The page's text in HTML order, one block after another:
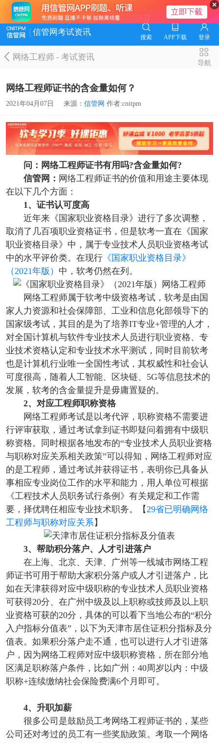
信管网考试资讯
搜索 APP下载 登录
网络工程师-考试资讯
导航
网络工程师证书的含金量如何？
2021年04月07日 来源： 信管网 作者:cnitpm
问： 网络工程师证书有用吗?含金量如何?
信管网： 网络工程师证书的价值和用途主要体现
在以下几个方面：
1、证书认可度高
近年来《国家职业资格目录》进行了多次调整，
取消了几百项职业资格证书，但是软考一直在《国家
职业资格目录》中，属于专业技术人员职业资格考试
中的水平评价类。在现行《国家职业资格目录》
（2021年版） 中，软考仍然在列。
网络工程师属于软考中级资格考试， 软考是由国
家人力资源和社会保障部、工业和信息化部领导下的
国家级考试，其目的是为了培养IT专业+管理的人才，
对全国计算机与软件专业技术人员进行职业资格、专
业技术资格认定和专业技术水平测试，同时目前软考
也是计算机行业唯一全国性考试，其权威性和社会认
可度很高，随着人工智能、区块链、5G等信息技术的
发展，软考的含金量提升是毋庸置疑的。
2、对应工程师职称资格
网络工程师考试是以考代评，职称资格不需要进
行评审获取，通过考试拿到证书即疑问着拥有中级职
称资格。同时根据各地发布的“专业技术人员职业资格
与职称对应关系相关政策”可以得知，网络工程师对应
的是工程师，通过考试并获得证书，表明你已具备从
事相应专业岗位工作的水平和能力，用人单位可根据
《工程技术人员职务试行条例》有关规定和工作需
要，择优聘任相应专业技术职务。【29省已明确网络
工程师与职称对应关系】
3、帮助积分落户、人才引进落户
在上海、北京、天津、广州等一线城市网络工程
师证书可用于帮助大家积分落户或人才引进落户，比
如在天津获得对应中级职称的专业技术人员职业资格
可获得20分、在广州中级及以上职称或技师及以上职
业资格可获的20分，具体的可以看下当地公布的“积分
入户指标分值表”，以下为天津市居住证积分指标及分
值表。如果积分落户走不通，也可以进行人才引进落
户，因为网络工程师对应中级职称资格，所在部分地
区满足职称落户条件，比如广州：40周岁以内：中级
职称+连续缴纳社会保险费满6个月即可。
4、升职加薪
很多公司是鼓励员工考网络工程师证书的，某些
公司还对考过的员工有一些奖励政策。考取一个网络